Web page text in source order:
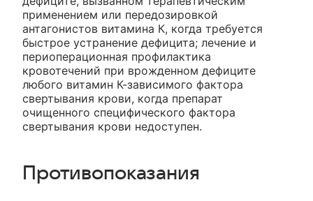
применением или передозировкой
антагонистов витамина К, когда требуется
быстрое устранение дефицита; лечение и
периоперационная профилактика
кровотечений при врожденном дефиците
любого витамин К-зависимого фактора
свертывания крови, когда препарат
очищенного специфического фактора
свертывания крови недоступен.
Противопоказания